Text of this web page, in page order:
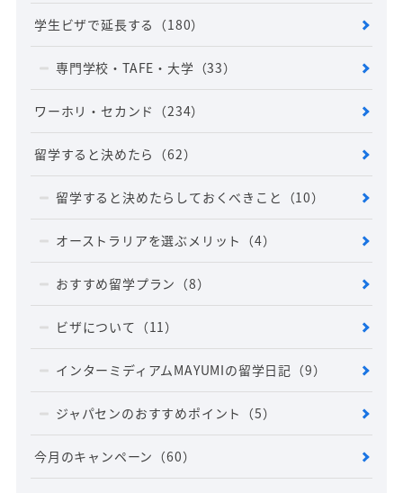
学生ビザで延長する （180）
専門学校・TAFE・大学 （33）
ワーホリ・セカンド （234）
留学すると決めたら （62）
留学すると決めたらしておくべきこと （10）
オーストラリアを選ぶメリット （4）
おすすめ留学プラン （8）
ビザについて （11）
インターミディアムMAYUMIの留学日記 （9）
ジャパセンのおすすめポイント （5）
今月のキャンペーン （60）